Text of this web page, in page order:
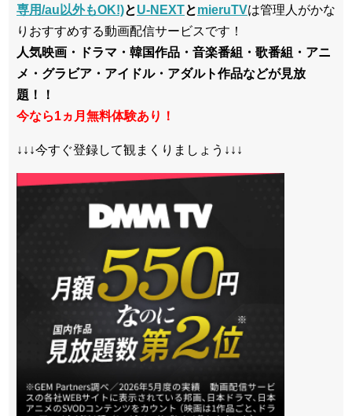
専用/au以外もOK!)とU-NEXTとmieruTVは管理人がかな
りおすすめする動画配信サービスです！
人気映画・ドラマ・韓国作品・音楽番組・歌番組・アニ
メ・グラビア・アイドル・アダルト作品などが見放
題！！
今なら1ヵ月無料体験あり！
↓↓↓今すぐ登録して観まくりましょう↓↓↓